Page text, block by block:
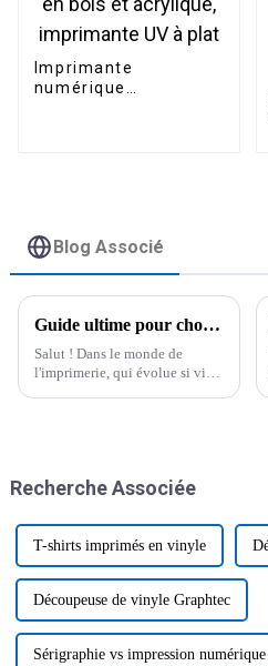
Imprimante
numérique
Blog Associé
Guide ultime pour choisir la meilleure imprimante à plat UV A1 pour la réussite de votre entreprise
Salut ! Dans le monde de
l'imprimerie, qui évolue si vite,
Recherche Associée
T-shirts imprimés en vinyle
Découpeuse de vinyle Graphtec
Sérigraphie vs impression